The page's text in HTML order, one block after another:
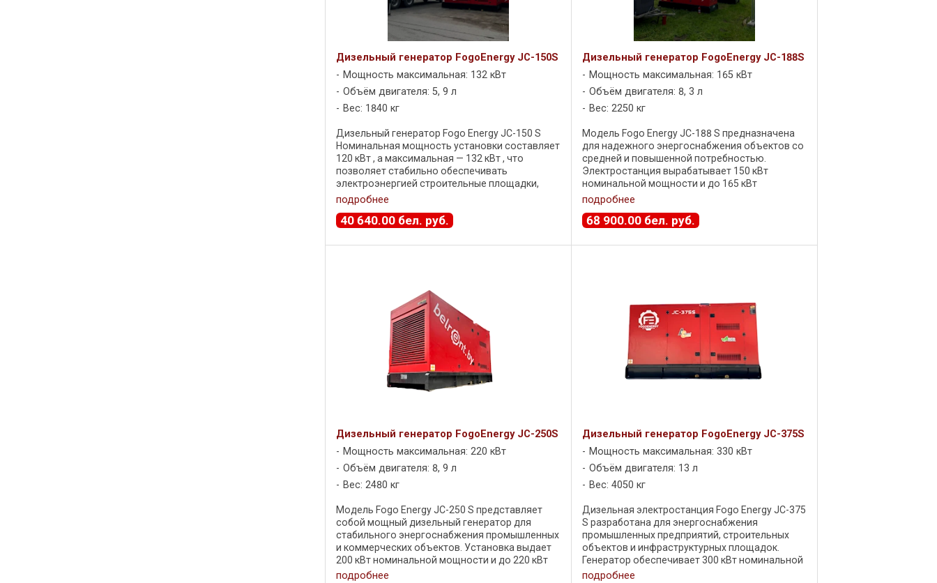
Дизельный генератор FogoEnergy JC-150S
Мощность максимальная: 132 кВт
Объём двигателя: 5, 9 л
Вес: 1840 кг
Дизельный генератор Fogo Energy JC-150 S
Номинальная мощность установки составляет
120 кВт , а максимальная — 132 кВт , что
позволяет стабильно обеспечивать
электроэнергией строительные площадки,
производственные помещения и
коммерческие объекты. В ...
подробнее
40 640.00 бел. руб.
Дизельный генератор FogoEnergy JC-188S
Мощность максимальная: 165 кВт
Объём двигателя: 8, 3 л
Вес: 2250 кг
Модель Fogo Energy JC-188 S предназначена
для надежного энергоснабжения объектов со
средней и повышенной потребностью.
Электростанция вырабатывает 150 кВт
номинальной мощности и до 165 кВт
максимальной . Генератор оснащен дизельным
двигателем ...
подробнее
68 900.00бел. руб.
Дизельный генератор FogoEnergy JC-250S
Мощность максимальная: 220 кВт
Объём двигателя: 8, 9 л
Вес: 2480 кг
Модель Fogo Energy JC-250 S представляет
собой мощный дизельный генератор для
стабильного энергоснабжения промышленных
и коммерческих объектов. Установка выдает
200 кВт номинальной мощности и до 220 кВт
максимальной , что делает ее подходящей для
подробнее
Дизельный генератор FogoEnergy JC-375S
Мощность максимальная: 330 кВт
Объём двигателя: 13 л
Вес: 4050 кг
Дизельная электростанция Fogo Energy JC-375
S разработана для энергоснабжения
промышленных предприятий, строительных
объектов и инфраструктурных площадок.
Генератор обеспечивает 300 кВт номинальной
мощности и до 330 кВт максимальной .
подробнее